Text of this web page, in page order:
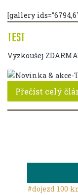
TEST
Vyzkoušej
Přečíst celý
[gallery
#dojezd 100